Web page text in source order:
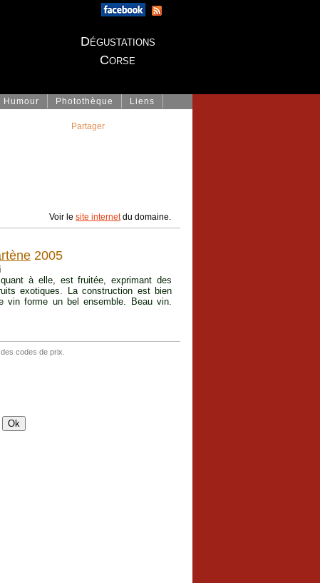
Dégustations
Corse
Humour Photothèque Liens
Voir le site internetdu domaine.
2005
à elle, est fruitée, exprimant des
exotiques. La construction est bien
vin forme un bel ensemble. Beau vin.
codes de prix.
Partager